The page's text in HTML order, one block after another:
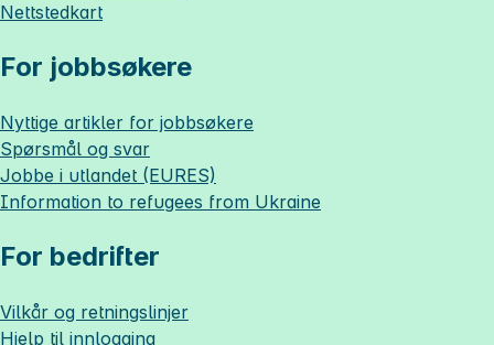
Nettstedkart
For jobbsøkere
Nyttige artikler for jobbsøkere
Spørsmål og svar
Jobbe i utlandet (EURES)
Information to refugees from Ukraine
For bedrifter
Vilkår og retningslinjer
Hjelp til innlogging